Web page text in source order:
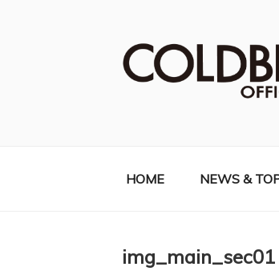
HOME NEWS &
img_main_sec01